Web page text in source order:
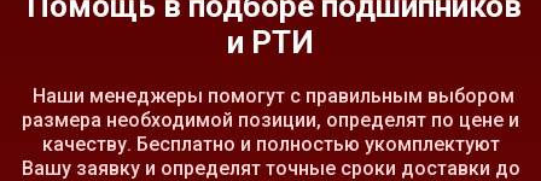
и РТИ
Наши менеджеры помогут с правильным выбором
размера необходимой позиции, определят по цене и
качеству. Бесплатно и полностью укомплектуют
Вашу заявку и определят точные сроки доставки до